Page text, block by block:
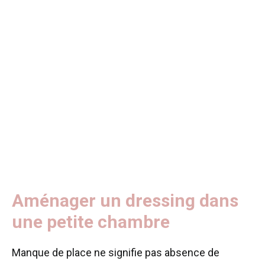
Aménager un dressing dans
une petite chambre
Manque de place ne signifie pas absence de